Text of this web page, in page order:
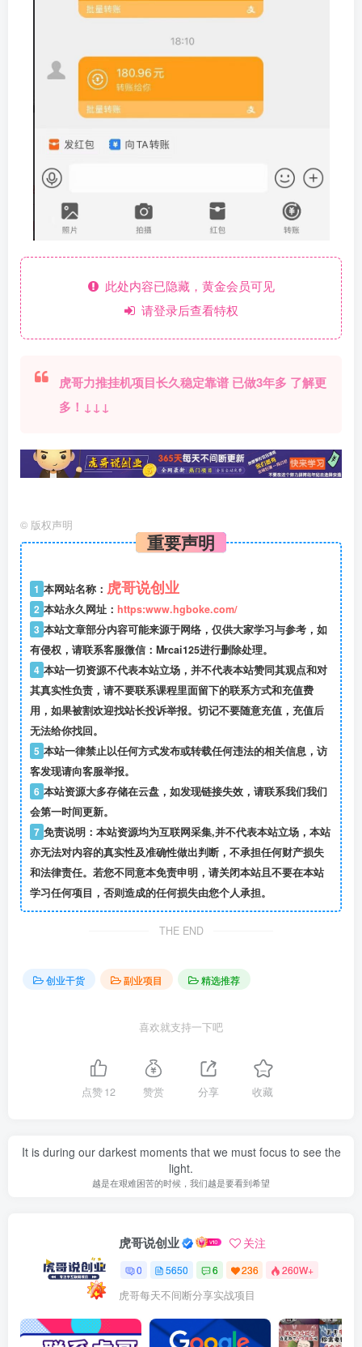
此处内容已隐藏，黄金会员可见
请登录后查看特权
虎哥力推挂机项目长久稳定靠谱 已做3年多 了解更
多！↓↓↓
© 版权声明
重要声明
1 本网站名称： 虎哥说创业
2 本站永久网址： https:www.hgboke.com/
3 本站文章部分内容可能来源于网络，仅供大家学习与参考，如
有侵权，请联系客服微信：Mrcai125进行删除处理。
4 本站一切资源不代表本站立场，并不代表本站赞同其观点和对
其真实性负责，请不要联系课程里面留下的联系方式和充值费
用，如果被割欢迎找站长投诉举报。切记不要随意充值，充值后
无法给你找回。
5 本站一律禁止以任何方式发布或转载任何违法的相关信息，访
客发现请向客服举报。
6 本站资源大多存储在云盘，如发现链接失效，请联系我们我们
会第一时间更新。
7 免责说明：本站资源均为互联网采集,并不代表本站立场，本站
亦无法对内容的真实性及准确性做出判断，不承担任何财产损失
和法律责任。若您不同意本免责申明，请关闭本站且不要在本站
学习任何项目，否则造成的任何损失由您个人承担。
THE END
创业干货 副业项目 精选推荐
喜欢就支持一下吧
点赞12 赞赏 分享 收藏
It is during our darkest moments that we must focus to see the
light.
越是在艰难困苦的时候，我们越是要看到希望
虎哥说创业 关注
0 5650 6 236 260W+
虎哥每天不间断分享实战项目